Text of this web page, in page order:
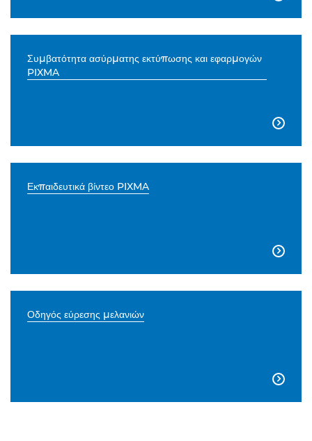
Συμβατότητα ασύρματης εκτύπωσης και εφαρμογών
PIXMA

Εκπαιδευτικά βίντεο PIXMA

Οδηγός εύρεσης μελανιών
